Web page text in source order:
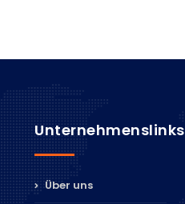
Unternehmenslinks
Über uns